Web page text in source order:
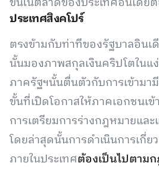
ประเทศสิงคโปร์
ตรงข้ามกับท่าทีของรัฐบาลอินเ
นั้นมองภาพสกุลเงินคริปโตในแ
ภาครัฐฯนั้นตื่นตัวกับการเข้ามา
ขั้นที่เปิดโอกาสให้ภาคเอกชนเ
การเตรียมการร่างกฎหมายแล
โดยล่าสุดนั้นการดำเนินการเกี่
ภายในประเทศต้องเป็นไปตาม